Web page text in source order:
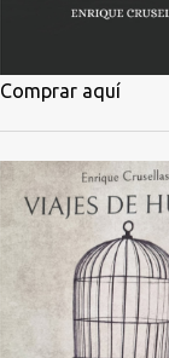
Comprar aquí